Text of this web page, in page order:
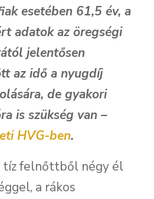
esetében 61,5 év, a
adatok az öregségi
jelentősen
az idő a nyugdíj
de gyakori
is szükség van –
HVG-ben.
tíz felnőttből négy él
a rákos